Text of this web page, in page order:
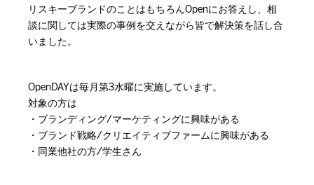
リスキーブランドのことはもちろんOpenにお答えし、相
談に関しては実際の事例を交えながら皆で解決策を話し合
いました。
OpenDAYは毎月第3水曜に実施しています。
対象の方は
・ブランディング/マーケティングに興味がある
・ブランド戦略/クリエイティブファームに興味がある
・同業他社の方/学生さん